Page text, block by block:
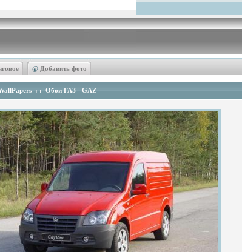
@ Добавить фото
: : Обои ГАЗ - GAZ